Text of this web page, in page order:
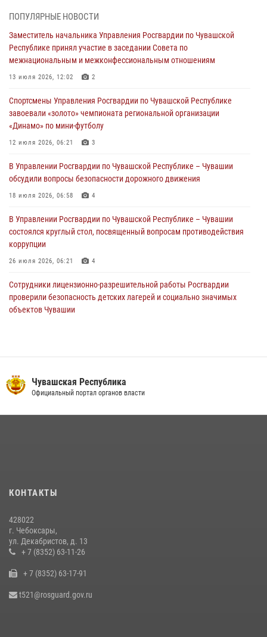
мировой войне 1914-1918 годов
01 августа 2026, 07:19
В Ядрине сотрудники Росгвардии задержали подозреваемого в
01 августа 2026, 06:12
1 августа – День дежурной службы войск национальной гвардии
Российской Федерации
Директор Росгвардии Герой России генерал армии Виктор Золотов
поздравил специалистов подразделений тыла с профессиональным
01 августа 2026, 00:01
ПОПУЛЯРНЫЕ НОВОСТИ
Заместитель начальника Управления Росгвардии по Чувашской
Республике принял участие в заседании Совета по
межнациональным и межконфессиональным отношениям
13 июля 2026, 12:02 2
Спортсмены Управления Росгвардии по Чувашской Республике
завоевали «золото» чемпионата региональной организации
«Динамо» по мини-футболу
12 июля 2026, 06:21 3
В Управлении Росгвардии по Чувашской Республике – Чувашии
обсудили вопросы безопасности дорожного движения
18 июля 2026, 06:58 4
В Управлении Росгвардии по Чувашской Республике – Чувашии
состоялся круглый стол, посвященный вопросам противодействия
коррупции
26 июля 2026, 06:21 4
Сотрудники лицензионно-разрешительной работы Росгвардии
проверили безопасность детских лагерей и социально значимых
объектов Чувашии
14 июля 2026, 13:09 3
программы «Время СВОих» на Национальном телевидении Чувашии
27 июля 2026, 05:05
В преддверии сезона охоты Управление Росгвардии по Чувашской
Республике напоминает о правилах обращения с оружием
16 июля 2026, 12:46
Офицер СОБР «Искра» завоевал серебряную медаль на чемпионате
Чувашская Республика
Официальный портал органов власти
КОНТАКТЫ
428022
г. Чебоксары,
ул. Декабристов, д. 13
+ 7 (8352) 63-11-26
+ 7 (8352) 63-17-91
t521@rosguard.gov.ru